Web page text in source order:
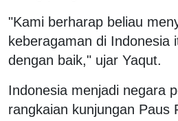
"Kami berharap beliau
keberagaman di Indonesia
dengan baik," ujar Yaqut.
Indonesia menjadi negara
rangkaian kunjungan Paus